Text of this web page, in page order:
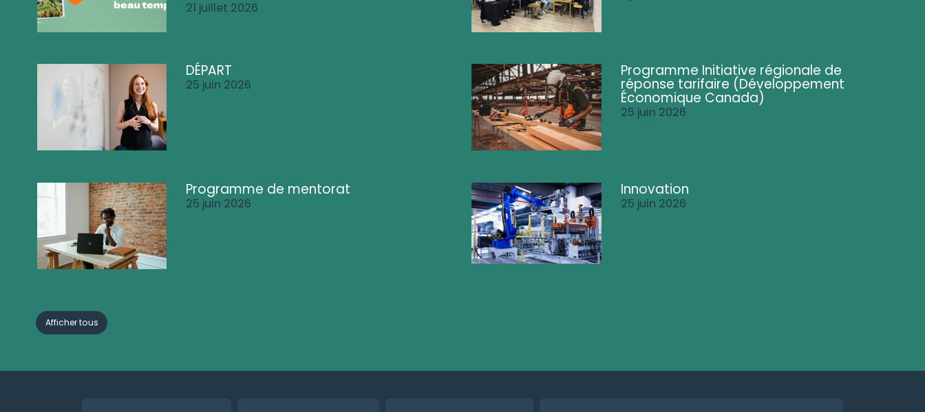
21 juillet 2026
DÉPART
25 juin 2026
Programme Initiative régionale de
réponse tarifaire (Développement
Économique Canada)
25 juin 2026
Programme de mentorat
25 juin 2026
Innovation
25 juin 2026
Afficher tous